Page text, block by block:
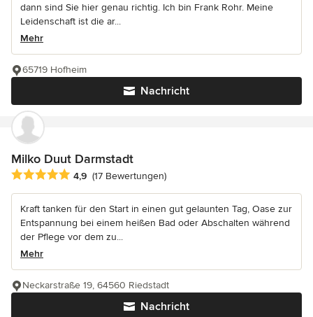
dann sind Sie hier genau richtig. Ich bin Frank Rohr. Meine
Leidenschaft ist die ar...
Mehr
Nachricht
65719 Hofheim
Milko Duut Darmstadt
Durchschnittliche Bewertung: 4.9 von 5 Sternen
4,9 (17 Bewertungen)
Kraft tanken für den Start in einen gut gelaunten Tag, Oase zur
Entspannung bei einem heißen Bad oder Abschalten während
der Pflege vor dem zu...
Mehr
Nachricht
Neckarstraße 19, 64560 Riedstadt